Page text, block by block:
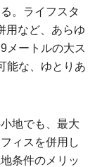
。ライフスタ
用など、あらゆ
メートルの大ス
能な、ゆとりあ
地でも、最大
ィスを併用し
条件のメリッ